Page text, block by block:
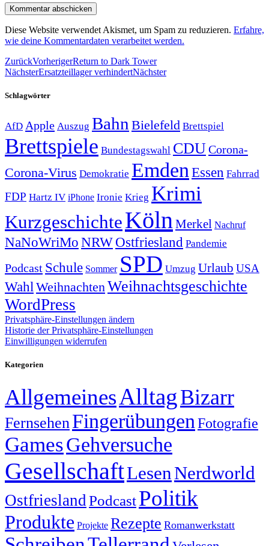
Diese Website verwendet Akismet, um Spam zu reduzieren. Erfahre,
wie deine Kommentardaten verarbeitet werden.
ZurückVorherigerReturn to Dark Tower
NächsterErsatzteillager verhindertNächster
Schlagwörter
AfD Apple Auszug Bahn Bielefeld Brettspiel
Brettspiele Bundestagswahl CDUCorona-
Corona-Virus Demokratie Emden Essen Fahrrad
FDP Hartz IV iPhone Ironie Krieg Krimi
KurzgeschichteKölnMerkel Nachruf
NaNoWriMo NRWOstfriesland Pandemie
Podcast Schule Sommer SPD Umzug Urlaub USA
Wahl WeihnachtenWeihnachtsgeschichte
WordPress
Privatsphäre-Einstellungen ändern
Historie der Privatsphäre-Einstellungen
Einwilligungen widerrufen
Kategorien
AllgemeinesAlltagBizarr
FernsehenFingerübungenFotografie
GamesGehversuche
GesellschaftLesenNerdworld
OstfrieslandPodcastPolitik
Produkte Projekte Rezepte Romanwerkstatt